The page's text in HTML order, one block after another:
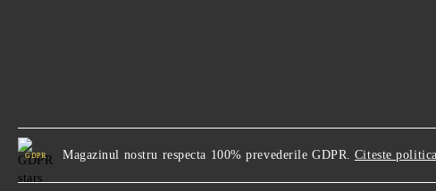
GDPR Magazinul nostru respecta 100% prevederile GDPR. Citeste